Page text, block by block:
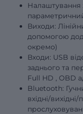
Налаштування
Виходи:
допомогою
окремо)
Входи: USB
заднього та
Full HD , OBD
Bluetooth:
вхідні/